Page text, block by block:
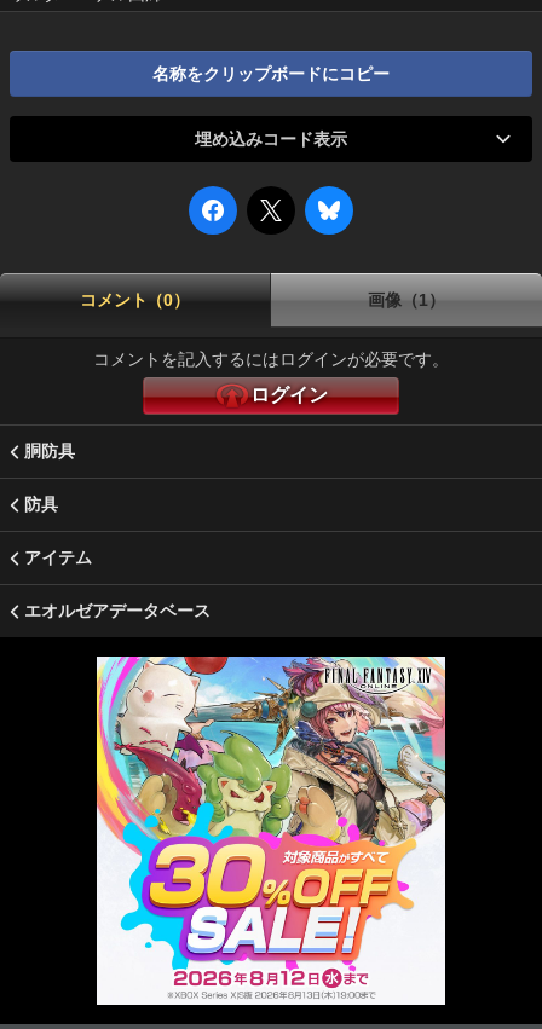
名称をクリップボードにコピー
埋め込みコード表示
コメント（0） 画像（1）
コメントを記入するにはログインが必要です。
ログイン
胴防具
防具
アイテム
エオルゼアデータベース